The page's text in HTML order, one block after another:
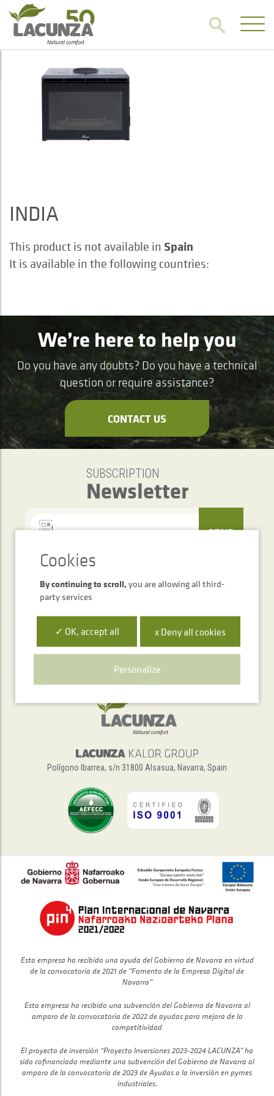
INDIA
This product is not available in Spain
It is available in the following countries:
We’re here to help you
Do you have any doubts? Do you have a technical
question or require assistance?
CONTACT US
SUBSCRIPTION
Newsletter
SEND
Telephone service
+34 948 563 511
Polígono Ibarrea, s/n 31800 Alsasua, Navarra, Spain
Esta empresa ha recibido una ayuda del Gobierno de Navarra en virtud
de la convocatoria de 2021 de “Fomento de la Empresa Digital de
Navarra”
Esta empresa ha recibido una subvención del Gobierno de Navarra al
amparo de la convocatoria de 2022 de ayudas para mejora de la
competitividad
El proyecto de inversión “Proyecto Inversiones 2023-2024 LACUNZA” ha
sido cofinanciado mediante una subvención del Gobierno de Navarra al
amparo de la convocatoria de 2023 de Ayudas a la inversión en pymes
industriales.
By continuing to scroll,you are allowing all third-
party services
✓ OK, accept all x Deny all cookies
Personalize